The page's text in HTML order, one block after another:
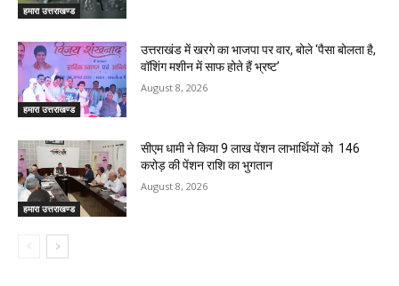
हमारा उत्तराखण्ड
हमारा उत्तराखण्ड
उत्तराखंड में खरगे का भाजपा पर वार, बोले ‘पैसा बोलता है,
वॉशिंग मशीन में साफ होते हैं भ्रष्ट’
August 8, 2026
हमारा उत्तराखण्ड
सीएम धामी ने किया 9 लाख पेंशन लाभार्थियों को ₹ 146
करोड़ की पेंशन राशि का भुगतान
August 8, 2026